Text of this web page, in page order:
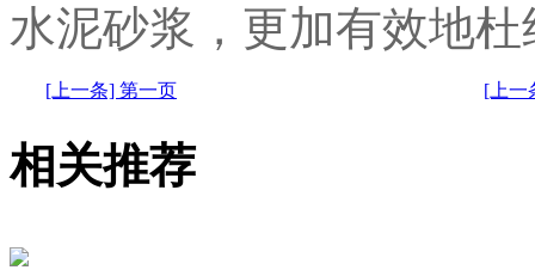
水泥砂浆，更加有效地
[上一条] 第一页 [上一
相关推荐